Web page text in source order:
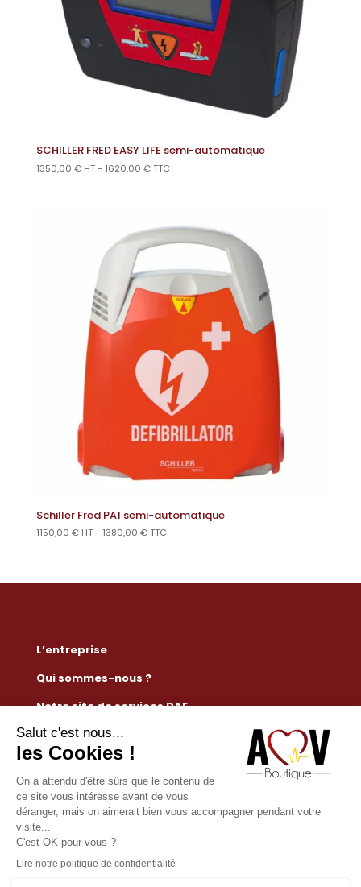
SCHILLER FRED EASY LIFE semi-automatique
1350,00 € HT - 1620,00 €TTC
Schiller Fred PA1 semi-automatique
1150,00 € HT - 1380,00 €TTC
L’entreprise
Qui sommes-nous ?
Notre site de services DAE
Règlementation défibrillateur
Nous contacter
Mention légales
Conditions générales de vente